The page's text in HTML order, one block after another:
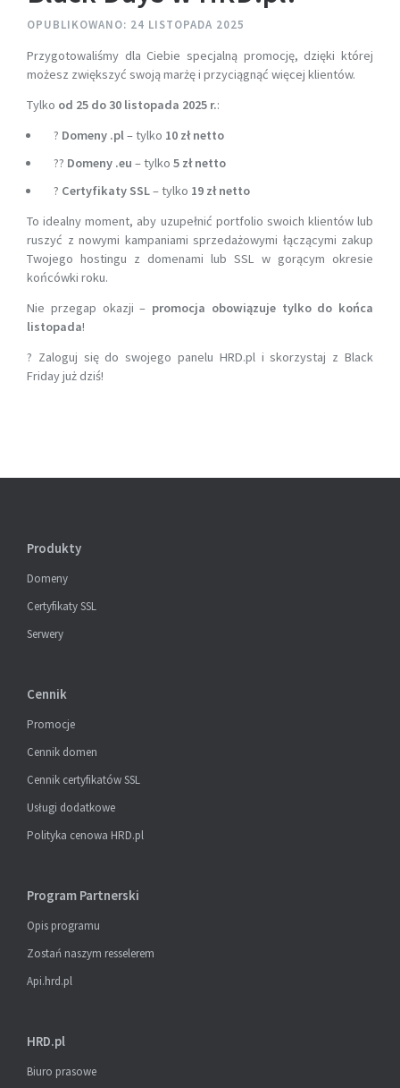
OPUBLIKOWANO: 24 LISTOPADA 2025
Przygotowaliśmy dla Ciebie specjalną promocję, dzięki której
możesz zwiększyć swoją marżę i przyciągnąć więcej klientów.
Tylko od 25 do30 listopada 2025 r.:
? Domeny .pl – tylko 10 zł netto
?? Domeny .eu – tylko 5 zł netto
? Certyfikaty SSL– tylko 19 zł netto
To idealny moment, aby uzupełnić portfolio swoich klientów lub
ruszyć z nowymi kampaniami sprzedażowymi łączącymi zakup
Twojego hostingu z domenami lub SSL w gorącym okresie
końcówki roku.
Nie przegap okazji – promocja obowiązuje tylko do końca
listopada!
? Zaloguj się do swojego panelu HRD.pl i skorzystaj z Black
Friday już dziś!
Produkty
Domeny
Certyfikaty SSL
Serwery
Cennik
Promocje
Cennik domen
Cennik certyfikatów SSL
Usługi dodatkowe
Polityka cenowa HRD.pl
Program Partnerski
Opis programu
Zostań naszym resselerem
Api.hrd.pl
HRD.pl
Biuro prasowe